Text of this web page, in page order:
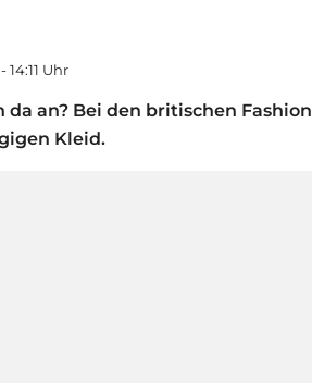
14:11 Uhr
da an? Bei den britischen Fashion
Kleid.